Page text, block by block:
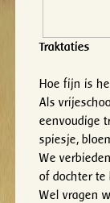
Traktaties
Hoe fijn is
Als
eenvoudige
spiesje,
We
of dochter te
Wel vragen